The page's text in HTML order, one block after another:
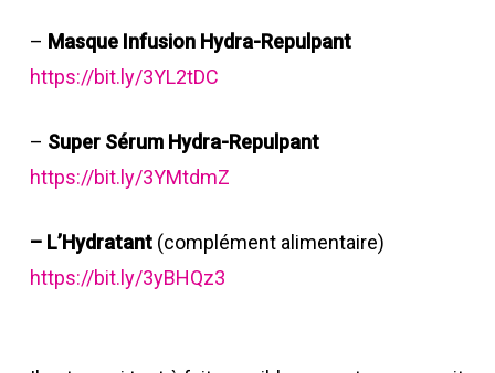
– Masque Infusion Hydra-Repulpant
https://bit.ly/3YL2tDC
– Super Sérum Hydra-Repulpant
https://bit.ly/3YMtdmZ
– L’Hydratant(complément alimentaire)
https://bit.ly/3yBHQz3